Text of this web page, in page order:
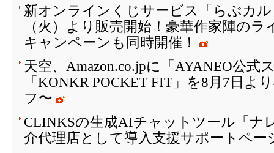
新オンラインくじサービス「らぶカ
（火）より販売開始！豪華作家陣の
キャンペーンも同時開催！
天空、Amazon.co.jpに「AYANEO公式
「KONKR POCKET FIT」を8月7日よ
フ〜
CLINKSの生成AIチャットツール「ナ
介代理店として導入支援サポートペー